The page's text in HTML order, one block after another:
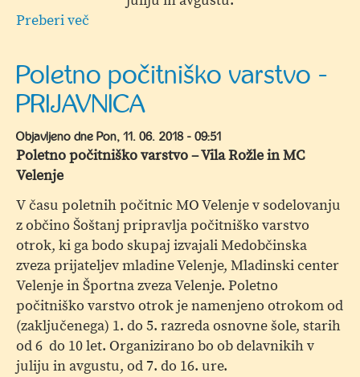
Preberi več
Poletno počitniško varstvo -
PRIJAVNICA
Objavljeno dne Pon, 11. 06. 2018 - 09:51
Poletno počitniško varstvo – Vila Rožle in MC
Velenje
V času poletnih počitnic MO Velenje v sodelovanju
z občino Šoštanj pripravlja počitniško varstvo
otrok, ki ga bodo skupaj izvajali Medobčinska
zveza prijateljev mladine Velenje, Mladinski center
Velenje in Športna zveza Velenje. Poletno
počitniško varstvo otrok je namenjeno otrokom od
(zaključenega) 1. do 5. razreda osnovne šole, starih
od 6 do 10 let. Organizirano bo ob delavnikih v
juliju in avgustu, od 7. do 16. ure.